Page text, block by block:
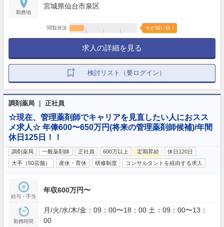
ニバーサリー(1日）、産前産後(産前6週産後8週)、育
勤務地
宮城県仙台市泉区
閲覧状況 今が狙い目！
求人の詳細を見る
検討リスト（要ログイン）
調剤薬局 ｜ 正社員
☆現在、管理薬剤師でキャリアを見直したい人におスス
メ求人☆ 年俸600〜650万円(将来の管理薬剤師候補)/年間
休日125日！！
調剤薬局 一般薬剤師 正社員 600万以上 定期昇給
休日120日
大手（50店舗）
産休・育休 研修制度 コンサルタントを経由する求人
給与・手当
年収600万円〜
勤務時間
月/火/水/木/金：09：00〜18：00 土：09：00〜13：
00